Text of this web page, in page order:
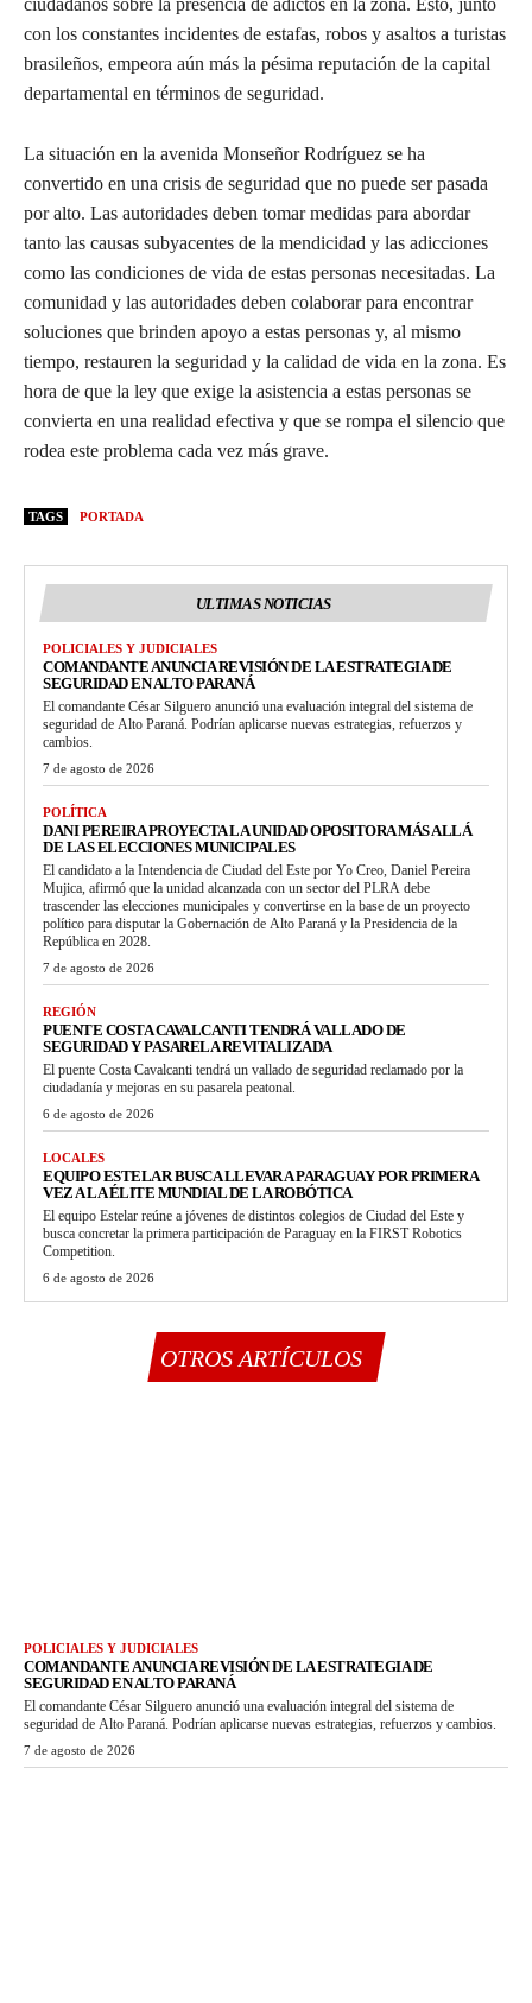
con los constantes incidentes de estafas, robos y asaltos a turistas
brasileños, empeora aún más la pésima reputación de la capital
departamental en términos de seguridad.
La situación en la avenida Monseñor Rodríguez se ha
convertido en una crisis de seguridad que no puede ser pasada
por alto. Las autoridades deben tomar medidas para abordar
tanto las causas subyacentes de la mendicidad y las adicciones
como las condiciones de vida de estas personas necesitadas. La
comunidad y las autoridades deben colaborar para encontrar
soluciones que brinden apoyo a estas personas y, al mismo
tiempo, restauren la seguridad y la calidad de vida en la zona. Es
hora de que la ley que exige la asistencia a estas personas se
convierta en una realidad efectiva y que se rompa el silencio que
rodea este problema cada vez más grave.
TAGS PORTADA
ULTIMAS NOTICIAS
POLICIALES Y JUDICIALES
COMANDANTE ANUNCIA REVISIÓN DE LA ESTRATEGIA DE
SEGURIDAD EN ALTO PARANÁ
El comandante César Silguero anunció una evaluación integral del sistema de
seguridad de Alto Paraná. Podrían aplicarse nuevas estrategias, refuerzos y
cambios.
7 de agosto de 2026
POLÍTICA
DANI PEREIRA PROYECTA LA UNIDAD OPOSITORA MÁS ALLÁ
DE LAS ELECCIONES MUNICIPALES
El candidato a la Intendencia de Ciudad del Este por Yo Creo, Daniel Pereira
Mujica, afirmó que la unidad alcanzada con un sector del PLRA debe
trascender las elecciones municipales y convertirse en la base de un proyecto
político para disputar la Gobernación de Alto Paraná y la Presidencia de la
República en 2028.
7 de agosto de 2026
REGIÓN
PUENTE COSTA CAVALCANTI TENDRÁ VALLADO DE
SEGURIDAD Y PASARELA REVITALIZADA
El puente Costa Cavalcanti tendrá un vallado de seguridad reclamado por la
ciudadanía y mejoras en su pasarela peatonal.
6 de agosto de 2026
LOCALES
EQUIPO ESTELAR BUSCA LLEVAR A PARAGUAY POR PRIMERA
VEZ A LA ÉLITE MUNDIAL DE LA ROBÓTICA
El equipo Estelar reúne a jóvenes de distintos colegios de Ciudad del Este y
busca concretar la primera participación de Paraguay en la FIRST Robotics
Competition.
6 de agosto de 2026
OTROS ARTÍCULOS
POLICIALES Y JUDICIALES
COMANDANTE ANUNCIA REVISIÓN DE LA ESTRATEGIA DE
SEGURIDAD EN ALTO PARANÁ
El comandante César Silguero anunció una evaluación integral del sistema de
seguridad de Alto Paraná. Podrían aplicarse nuevas estrategias, refuerzos y cambios.
7 de agosto de 2026